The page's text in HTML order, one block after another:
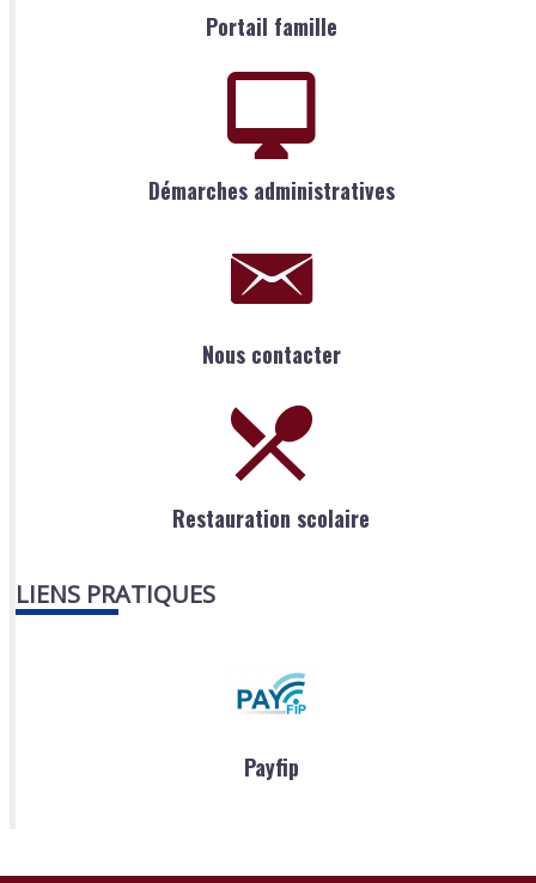
Portail famille
Démarches administratives
Nous contacter
Restauration scolaire
LIENS PRATIQUES
Payfip